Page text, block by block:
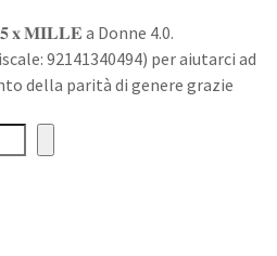
𝐱 𝐌𝐈𝐋𝐋𝐄 a Donne 4.0.
92141340494) per aiutarci ad
della parità di genere grazie